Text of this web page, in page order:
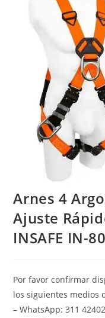
Arnes 4
Ajuste
INSAFE IN-
Por favor confirmar
los siguientes medios
– WhatsApp: 311